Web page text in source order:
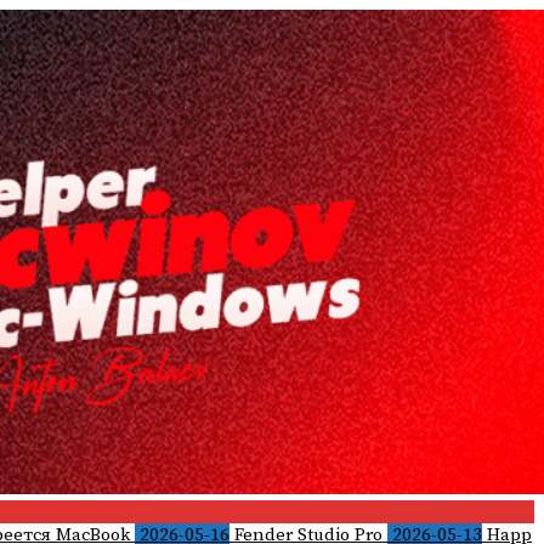
MacBook 2026-05-16 Fender Studio Pro 2026-05-13 Happ